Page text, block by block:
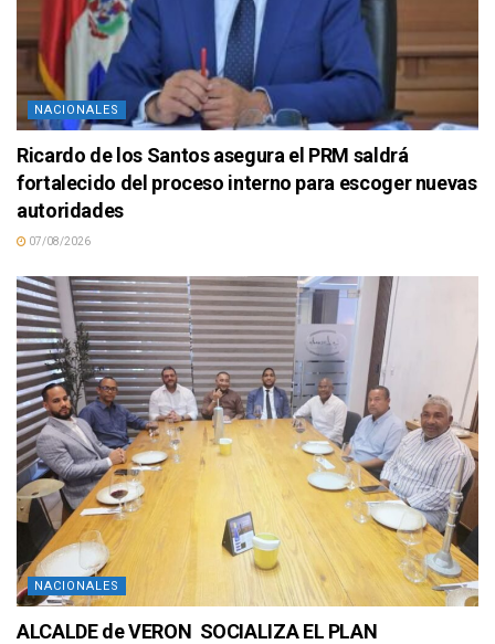
NACIONALES
Ricardo de los Santos asegura el PRM saldrá
fortalecido del proceso interno para escoger nuevas
autoridades
07/08/2026
NACIONALES
ALCALDE de VERON SOCIALIZA EL PLAN